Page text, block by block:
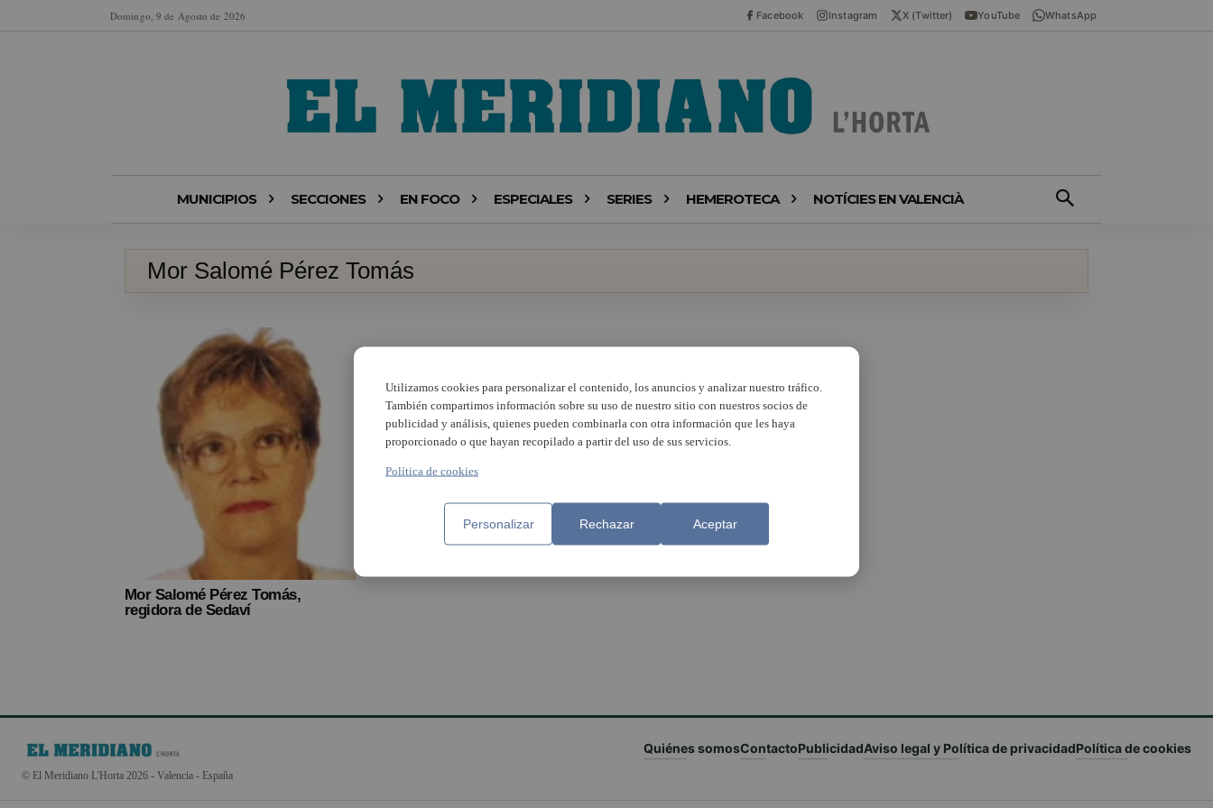
Domingo, 9 de Agosto de 2026 Facebook Instagram X (Twitter) YouTube WhatsApp
MUNICIPIOS SECCIONES EN FOCO ESPECIALES SERIES HEMEROTECA NOTÍCIES EN VALENCIÀ
Mor Salomé Pérez Tomás
Mor Salomé Pérez Tomás,
regidora de Sedaví
© El Meridiano L'Horta 2026 - Valencia - España
Quiénes somosContactoPublicidadAviso legal y Política de privacidadPolítica de cookies
Utilizamos cookies para personalizar el contenido, los anuncios y analizar nuestro tráfico.
También compartimos información sobre su uso de nuestro sitio con nuestros socios de
publicidad y análisis, quienes pueden combinarla con otra información que les haya
proporcionado o que hayan recopilado a partir del uso de sus servicios.
Política de cookies
Personalizar Rechazar Aceptar